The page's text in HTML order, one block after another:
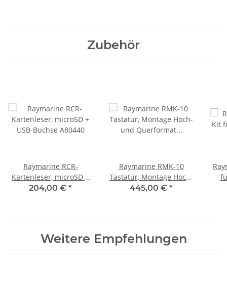
Zubehör
Raymarine RCR-
Kartenleser, microSD +
USB-Buchse A80440
204,00 € *
Raymarine RMK-10
Tastatur, Montage Hoch-
und Querformat T70293
445,00 € *
Weitere Empfehlungen